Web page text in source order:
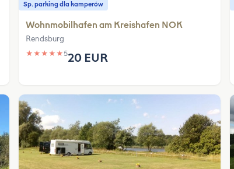
Sp. parking dla kamperów
Wohnmobilhafen am Kreishafen NOK
Rendsburg
★ ★ ★ ★ ★520 EUR